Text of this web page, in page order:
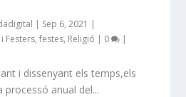
| Sep 6, 2021 |
Festers,festes, Religió | 0 |
i dissenyant els temps,els
anual del...